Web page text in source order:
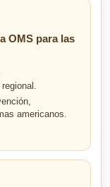
OMS para las
americanos.